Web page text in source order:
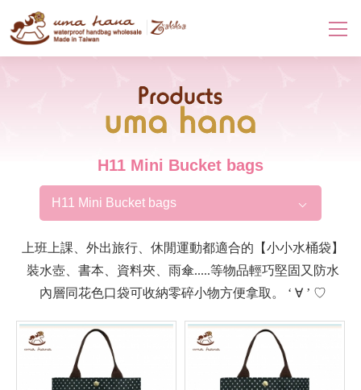
Products
H11 Mini Bucket bags
H11 Mini Bucket bags
上班上課、外出旅行、休閒運動都適合的【小小水桶袋】
裝水壺、書本、資料夾、雨傘.....等物品輕巧堅固又防水
內層同花色口袋可收納零碎小物方便拿取。 ‘ ∀ ’ ♡